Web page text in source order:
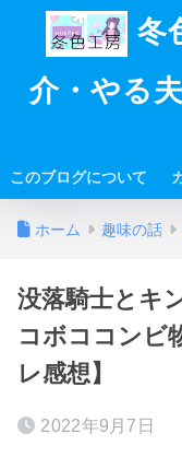
冬
介・やる
このブログについて
ホーム 趣味の話
没落騎士とキ
コボココンビ
レ感想】
2022年9月7日